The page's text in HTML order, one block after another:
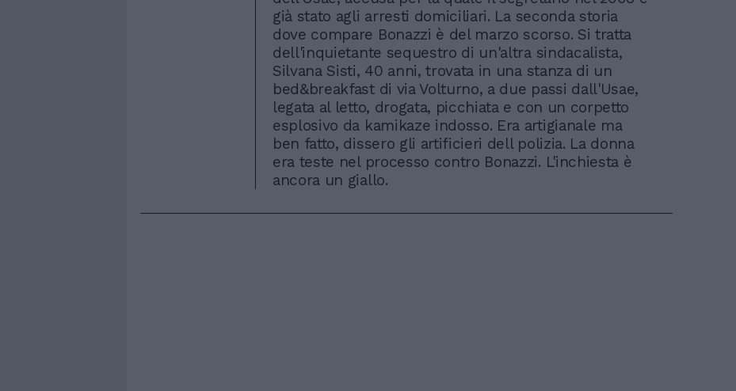
già stato agli arresti domiciliari. La seconda storia
dove compare Bonazzi è del marzo scorso. Si tratta
dell'inquietante sequestro di un'altra sindacalista,
Silvana Sisti, 40 anni, trovata in una stanza di un
bed&breakfast di via Volturno, a due passi dall'Usae,
legata al letto, drogata, picchiata e con un corpetto
esplosivo da kamikaze indosso. Era artigianale ma
ben fatto, dissero gli artificieri dell polizia. La donna
era teste nel processo contro Bonazzi. L'inchiesta è
ancora un giallo.